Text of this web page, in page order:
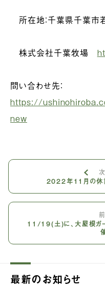
所在地：千葉県千葉
株式会社千葉牧場
問い合わせ先：
https://
new
2022年11月の休
11/19(土)に、大屋根ガ
最新のお知らせ